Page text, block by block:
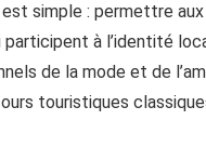
simple : permettre
à l’identité
de la mode et de
touristiques